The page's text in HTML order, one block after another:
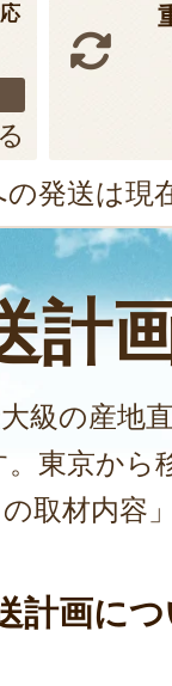
発送は現
計
級の産地
東京から
取材内容
計画に